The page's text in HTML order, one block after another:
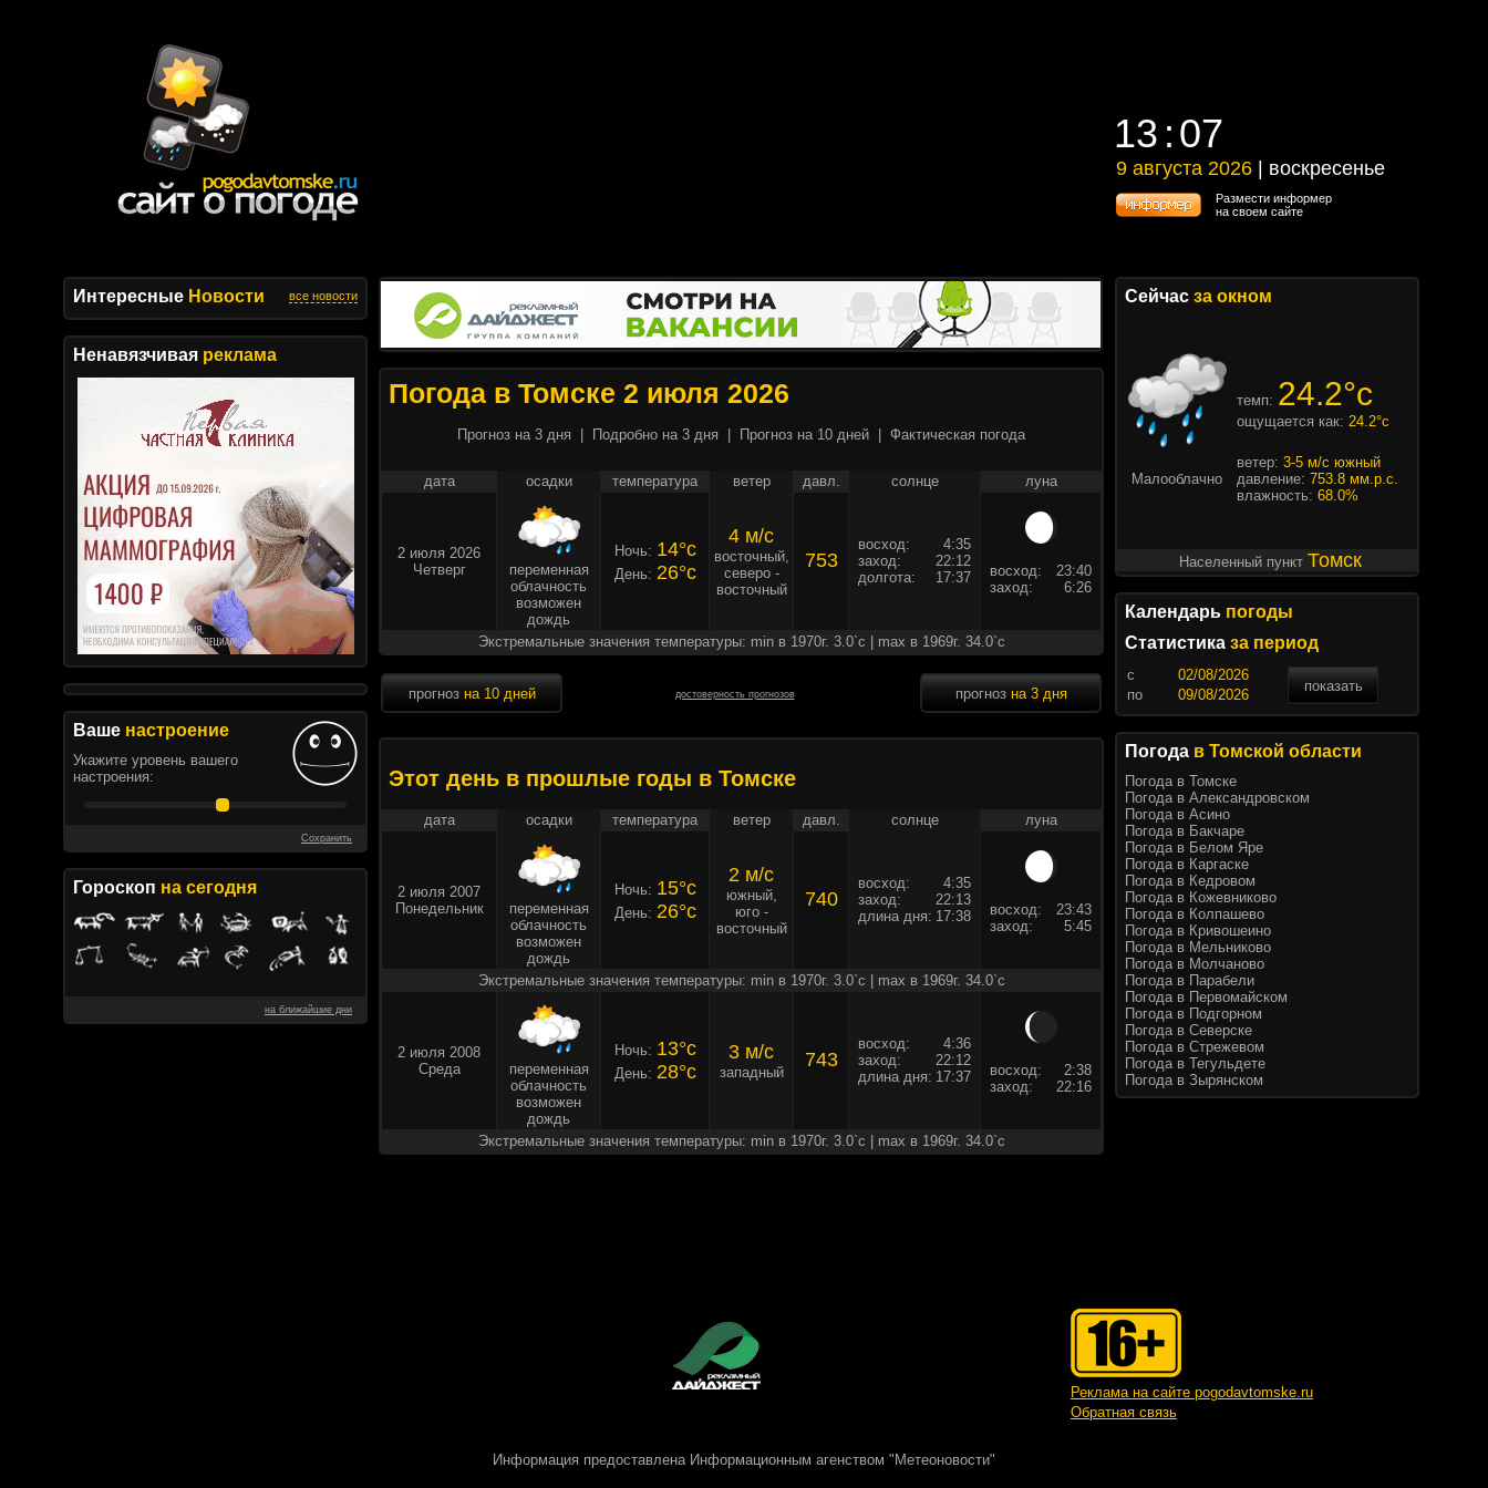
13 07
13 07
9 августа 2026 | воскресенье
9 августа 2026 | воскресенье
Размести информер
на своем сайте
Интересные Новости все новости
Ненавязчивая реклама
Ваше настроение
Укажите уровень вашего
настроения:
Сохранить
Гороскоп на сегодня
на ближайшие дни
Погода в Томске 2 июля 2026
Прогноз на 3 дня Подробно на 3 дня Прогноз на 10 дней Фактическая погода
дата осадки температура ветер давл. солнце луна
2 июля 2026
Четверг
переменная
облачность
возможен
дождь
Ночь: 14°c
День: 26°c
4 м/c
восточный,
северо -
восточный
753
восход:
4:35
заход:
22:12
долгота:
17:37 восход:
23:40
заход:
6:26
Экстремальные значения температуры: min в 1970г. 3.0`c | max в 1969г. 34.0`c
прогноз на 10 дней достоверность прогнозов прогноз на 3 дня
Этот день в прошлые годы в Томске
дата осадки температура ветер давл. солнце луна
2 июля 2007
Понедельник
переменная
облачность
возможен
дождь
Ночь: 15°c
День: 26°c
2 м/c
южный,
юго -
восточный
740
восход:
4:35
заход:
22:13
длина дня: 17:38 восход:
23:43
заход:
5:45
Экстремальные значения температуры: min в 1970г. 3.0`c | max в 1969г. 34.0`c
2 июля 2008
Среда
переменная
облачность
возможен
дождь
Ночь: 13°c
День: 28°c
3 м/c
западный
743
восход:
4:36
заход:
22:12
длина дня: 17:37 восход:
2:38
заход:
22:16
Экстремальные значения температуры: min в 1970г. 3.0`c | max в 1969г. 34.0`c
Сейчас за окном
темп: 24.2°c
ощущается как: 24.2°c
Малооблачно
ветер: 3-5 м/с южный
давление: 753.8 мм.р.с.
влажность: 68.0%
Населенный пункт Томск
Календарь погоды
Статистика за период
c
показать
по
Погода в Томской области
Погода в Томске
Погода в Александровском
Погода в Асино
Погода в Бакчаре
Погода в Белом Яре
Погода в Каргаске
Погода в Кедровом
Погода в Кожевниково
Погода в Колпашево
Погода в Кривошеино
Погода в Мельниково
Погода в Молчаново
Погода в Парабели
Погода в Первомайском
Погода в Подгорном
Погода в Северске
Погода в Стрежевом
Погода в Тегульдете
Погода в Зырянском
Реклама на сайте pogodavtomske.ru
Обратная связь
Информация предоставлена Информационным агенством "Метеоновости"